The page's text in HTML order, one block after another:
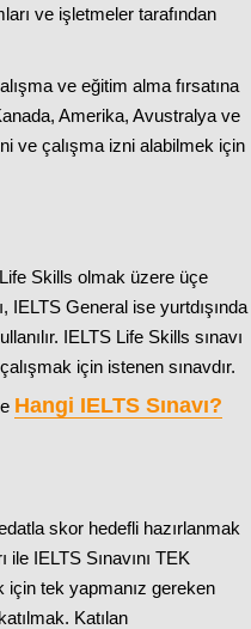
ve işletmeler tarafından
ve eğitim alma fırsatına
Amerika, Avustralya ve
ve çalışma izni alabilmek için
Skills olmak üzere üçe
IELTS General ise yurtdışında
IELTS Life Skills sınavı
için istenen sınavdır.
Hangi IELTS Sınavı?
skor hedefli hazırlanmak
IELTS Sınavını TEK
tek yapmanız gereken
Katılan